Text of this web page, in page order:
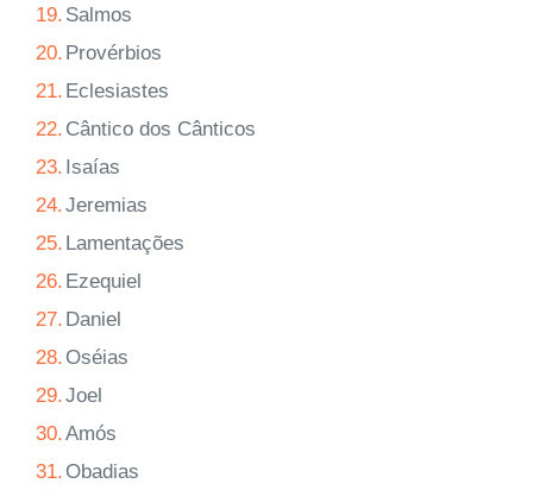
19. Salmos
20. Provérbios
21. Eclesiastes
22. Cântico dos Cânticos
23. Isaías
24.Jeremias
25. Lamentações
26. Ezequiel
27. Daniel
28. Oséias
29.Joel
30.Amós
31. Obadias